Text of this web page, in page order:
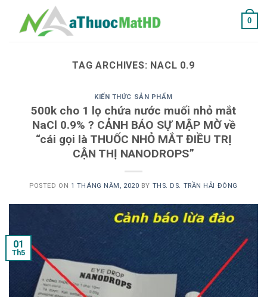
content
0
TAG ARCHIVES: NACL 0.9
KIẾN THỨC SẢN PHẨM
500k cho 1 lọ chứa nước muối nhỏ mắt
NaCl 0.9% ? CẢNH BÁO SỰ MẬP MỜ về
“cái gọi là THUỐC NHỎ MẮT ĐIỀU TRỊ
CẬN THỊ NANODROPS”
POSTED ON 1 THÁNG NĂM, 2020 BY THS. DS. TRẦN HẢI ĐÔNG
01
Th5